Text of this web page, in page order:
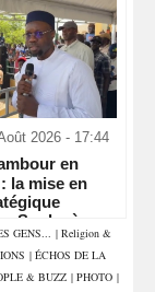
2026 - 17:44
en
la mise en
Sonko à
GENS... | Religion &
| ÉCHOS DE LA
& BUZZ | PHOTO |